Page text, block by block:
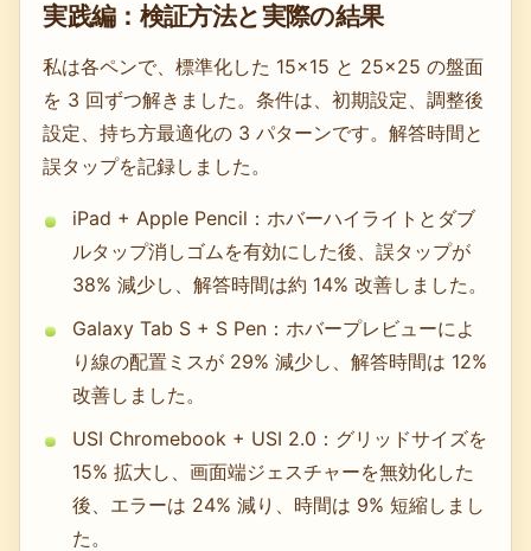
実践編：検証方法と実際の結果
私は各ペンで、標準化した 15×15 と 25×25 の盤面
を 3 回ずつ解きました。条件は、初期設定、調整後
設定、持ち方最適化の 3 パターンです。解答時間と
誤タップを記録しました。
iPad + Apple Pencil：ホバーハイライトとダブ
ルタップ消しゴムを有効にした後、誤タップが
38% 減少し、解答時間は約 14% 改善しました。
Galaxy Tab S + S Pen：ホバープレビューによ
り線の配置ミスが 29% 減少し、解答時間は 12%
改善しました。
USI Chromebook + USI 2.0：グリッドサイズを
15% 拡大し、画面端ジェスチャーを無効化した
後、エラーは 24% 減り、時間は 9% 短縮しまし
た。